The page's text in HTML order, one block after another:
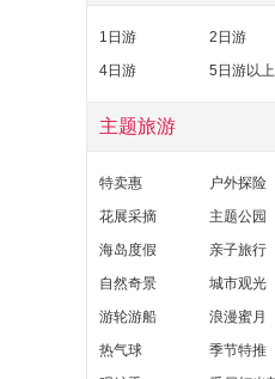
1日游 2日游
4日游
5日游以上
主题旅游
特卖惠 户外探险
花展采摘
主题公园
海岛度假
亲子旅行
自然奇景
城市观光
游轮游船
浪漫蜜月
热气球
季节特推